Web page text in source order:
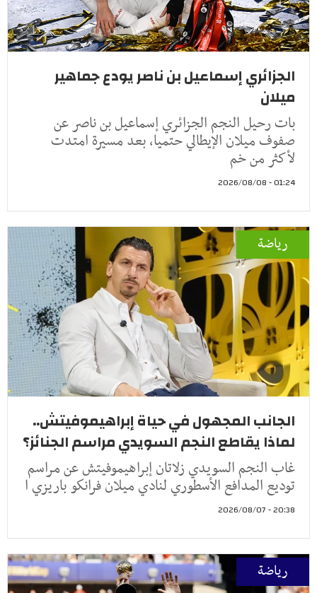
الجزائري إسماعيل بن ناصر يودع جماهير
ميلان
بات رحيل النجم الجزائري إسماعيل بن ناصر عن
صفوف ميلان الإيطالي حتميا، بعد مسيرة امتدت
لأكثر من خم
01:24 - 2026/08/08
رياضة
الجانب المجهول في حياة إبراهيموفيتش..
لماذا يقاطع النجم السويدي مراسم الجنائز؟
غاب النجم السويدي زلاتان إبراهيموفيتش عن مراسم
توديع المدافع الأسطوري لنادي ميلان فرانكو باريزي ا
20:38 - 2026/08/07
رياضة